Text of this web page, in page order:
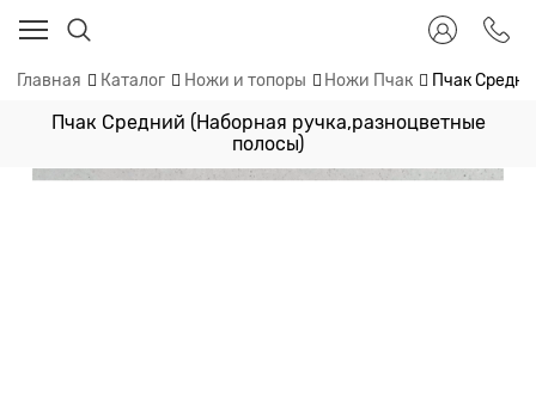
Главная Каталог Ножи и топоры Ножи Пчак Пчак
Пчак Средний (Наборная ручка,разноцветные
полосы)